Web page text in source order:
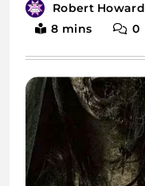
Robert Howard
8 mins
0